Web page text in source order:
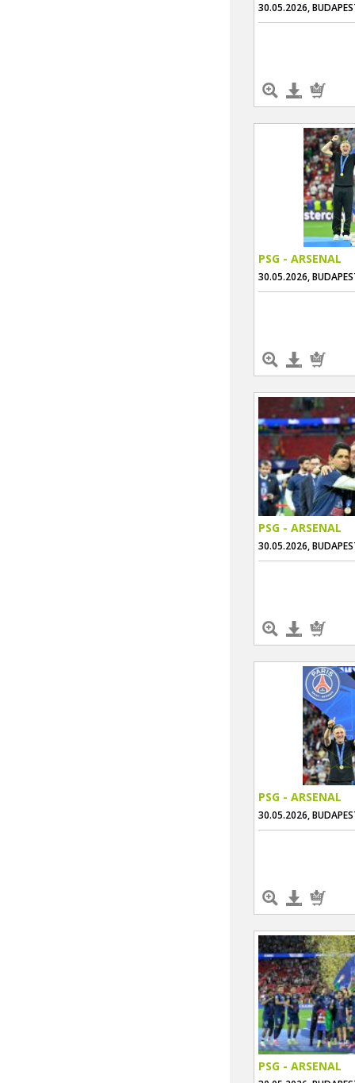
30.05.2026,
PSG - ARSENAL
30.05.2026,
PSG - ARSENAL
30.05.2026,
PSG - ARSENAL
30.05.2026,
PSG - ARSENAL